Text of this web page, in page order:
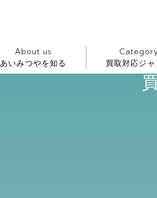
About us
あいみつやを知る
買取対応ジ